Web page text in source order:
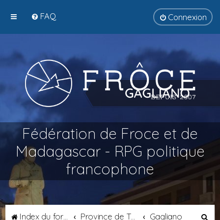
FAQ Connexion
Fédération de Froce et de
Madagascar - RPG politique
francophone
Index du forum Province de Tyrsènie Gagliano